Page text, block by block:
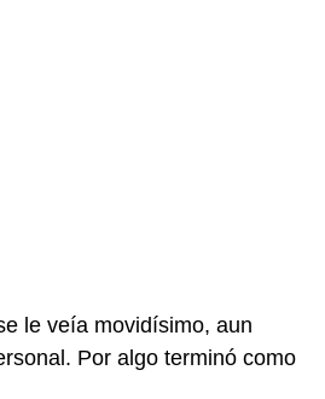
le veía movidísimo, aun
Por algo terminó como